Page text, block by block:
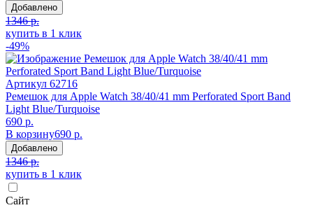
Добавлено
1346 р.
купить в 1 клик
-49%
Артикул 62716
Ремешок для Apple Watch 38/40/41 mm Perforated Sport Band
Light Blue/Turquoise
690 р.
В корзину690 р.
Добавлено
1346 р.
купить в 1 клик
Сайт